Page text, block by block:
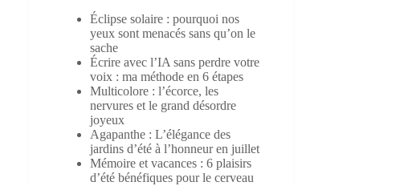
Éclipse solaire : pourquoi nos
yeux sont menacés sans qu’on le
sache
Écrire avec l’IA sans perdre votre
voix : ma méthode en 6 étapes
Multicolore : l’écorce, les
nervures et le grand désordre
joyeux
Agapanthe : L’élégance des
jardins d’été à l’honneur en juillet
Mémoire et vacances : 6 plaisirs
d’été bénéfiques pour le cerveau